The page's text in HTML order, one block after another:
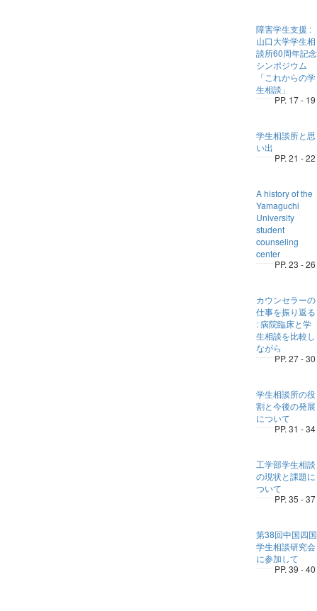
障害学生支援 :
山口大学学生相
談所60周年記念
シンポジウム
「これからの学
生相談」
PP. 17 - 19
学生相談所と思
い出
PP. 21 - 22
A history of the
Yamaguchi
University
student
counseling
center
PP. 23 - 26
カウンセラーの
仕事を振り返る
: 病院臨床と学
生相談を比較し
ながら
PP. 27 - 30
学生相談所の役
割と今後の発展
について
PP. 31 - 34
工学部学生相談
の現状と課題に
ついて
PP. 35 - 37
第38回中国四国
学生相談研究会
に参加して
PP. 39 - 40